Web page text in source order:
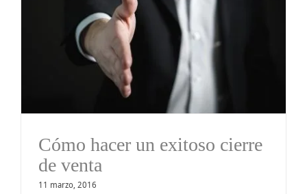
Cómo hacer un exitoso cierre
de venta
11 marzo, 2016